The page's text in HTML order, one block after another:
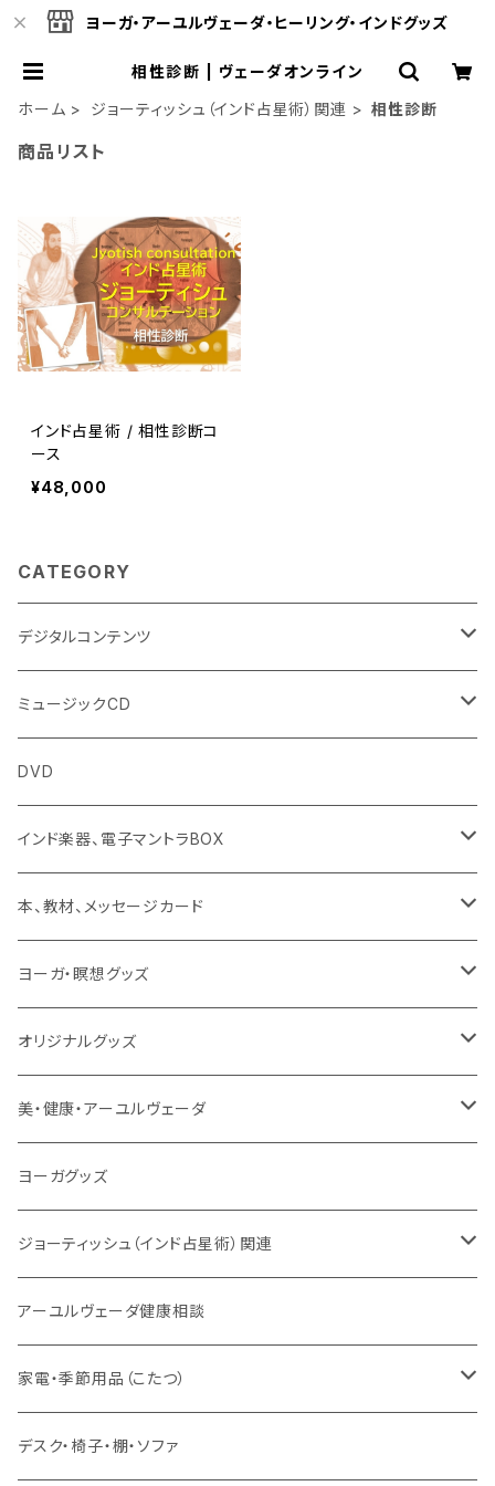
ヨーガ・アーユルヴェーダ・ヒーリング・インドグッズ
相性診断 | ヴェーダオンライン
ホーム
ジョーティッシュ（インド占星術）関連 相性診断
商品リスト
インド占星術 / 相性診断コ
ース
¥48,000
CATEGORY
デジタルコンテンツ
チャンティング（マントラ）
ヨーガスートラ（オーディオ版）
ミュージック
動画
本／資料（PDFデータ）
トウドウ作品
ミュージックCD
イミー・ウーイ
般若心経
マントラ（ヴェーダ）
イミー・ウーイ・メッセージ
ヴェーダプラカーシャ・トウドウ
サンスクリット讃歌、叙事詩
インド古典音楽
ほか
DVD
インド楽器、電子マントラBOX
タンブーラ（オンデマンド/海外直送）
電子タンブーラ
マントラBOX
本、教材、メッセージカード
本
ヴェーダプラカーシャ・トウドウ著作
サンスクリット教材
ヨーガ・瞑想グッズ
シンギングボール
チベタンベル、ティンシャ
線香
法具・珠数・神仏象
ヤントラ
宝石
雑貨
オリジナルグッズ
Tシャツ
VEDAヤントラロゴ入り
スマホケース
VEDA CENTER ヤントラロゴ入り
美・健康・アーユルヴェーダ
健康全般/アーユルヴェーダ
ボディケア
ヘアケア
オーガニック・アーユルヴェーダ
ヨーガ / 瞑想
毎日の生活目的
ヨーガグッズ
ジョーティッシュ（インド占星術）関連
総合相談
３問コース
５問コース
相性診断
長期予測
アーユルヴェーダ健康相談
家電・季節用品（こたつ）
季節・空調家電
デスク・椅子・棚・ソファ